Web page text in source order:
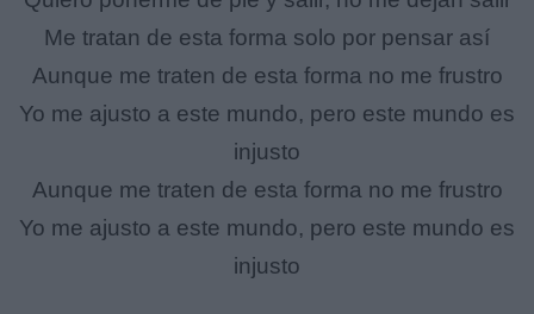
Me tratan de esta forma solo por pensar así
Aunque me traten de esta forma no me frustro
Yo me ajusto a este mundo, pero este mundo es
injusto
Aunque me traten de esta forma no me frustro
Yo me ajusto a este mundo, pero este mundo es
injusto